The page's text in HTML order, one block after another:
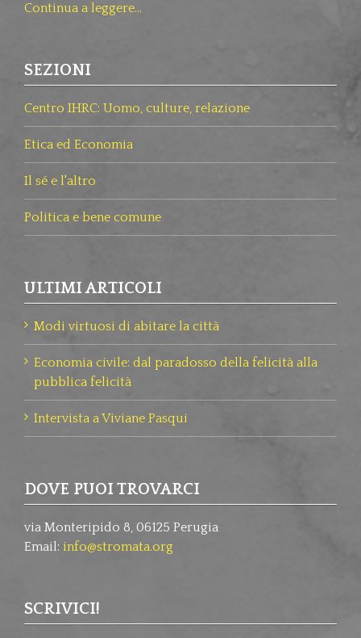
Continua a leggere...
SEZIONI
Centro IHRC: Uomo, culture, relazione
Etica ed Economia
Il sé e l'altro
Politica e bene comune
ULTIMI ARTICOLI
Modi virtuosi di abitare la città
Economia civile: dal paradosso della felicità alla
pubblica felicità
Intervista a Viviane Pasqui
DOVE PUOI TROVARCI
via Monteripido 8, 06125 Perugia
Email: info@stromata.org
SCRIVICI!